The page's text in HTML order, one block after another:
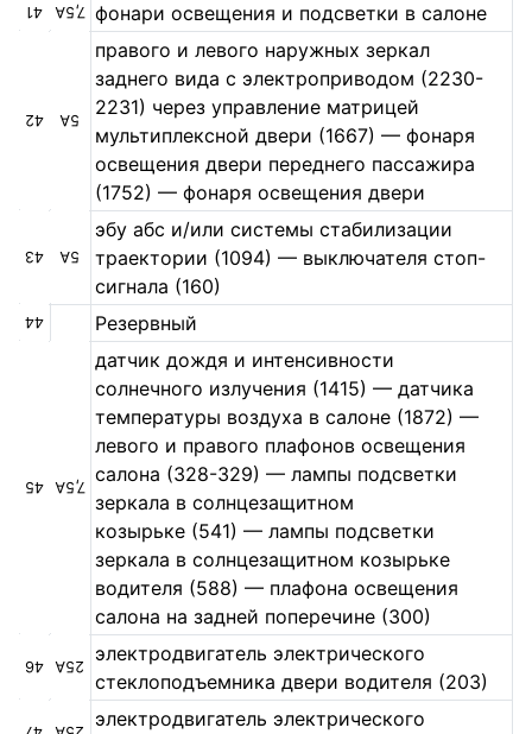
41 7,5А фонари освещения и подсветки в салоне
42 5А
правого и левого наружных зеркал
заднего вида с электроприводом (2230-
2231) через управление матрицей
мультиплексной двери (1667) — фонаря
освещения двери переднего пассажира
(1752) — фонаря освещения двери
43 5А
эбу абс и/или системы стабилизации
траектории (1094) — выключателя стоп-
сигнала (160)
44 Резервный
45 7,5А
датчик дождя и интенсивности
солнечного излучения (1415) — датчика
температуры воздуха в салоне (1872) —
левого и правого плафонов освещения
салона (328-329) — лампы подсветки
зеркала в солнцезащитном
козырьке (541) — лампы подсветки
зеркала в солнцезащитном козырьке
водителя (588) — плафона освещения
салона на задней поперечине (300)
46 25А
электродвигатель электрического
стеклоподъемника двери водителя (203)
электродвигатель электрического